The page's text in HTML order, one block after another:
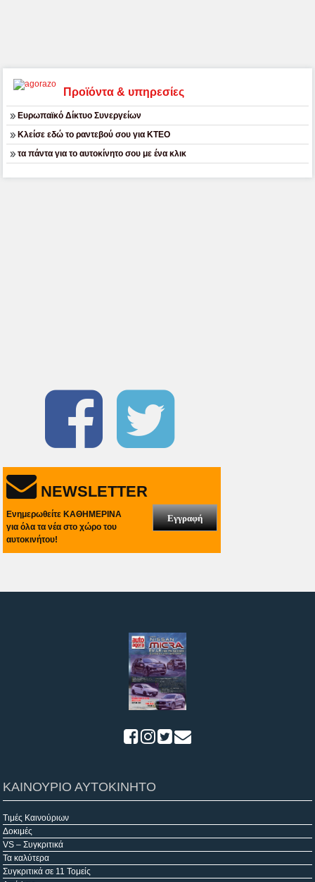
Προϊόντα & υπηρεσίες
Ευρωπαϊκό Δίκτυο Συνεργείων
Κλείσε εδώ το ραντεβού σου για ΚΤΕΟ
τα πάντα για το αυτοκίνητο σου με ένα κλικ
NEWSLETTER
Ενημερωθείτε ΚΑΘΗΜΕΡΙΝΑ
για όλα τα νέα στο χώρο του
αυτοκινήτου!
Εγγραφή
ΚΑΙΝΟΥΡΙΟ ΑΥΤΟΚΙΝΗΤΟ
Τιμές Καινούριων
Δοκιμές
VS – Συγκριτικά
Τα καλύτερα
Συγκριτικά σε 11 Τομείς